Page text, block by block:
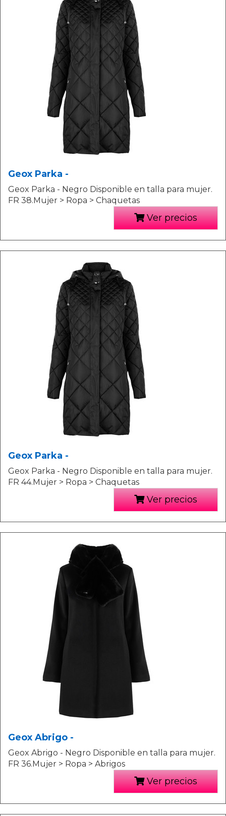
Geox Parka -
Geox Parka - Negro Disponible en talla para mujer.
FR 38.Mujer > Ropa > Chaquetas
Ver precios
Geox Parka -
Geox Parka - Negro Disponible en talla para mujer.
FR 44.Mujer > Ropa > Chaquetas
Ver precios
Geox Abrigo -
Geox Abrigo - Negro Disponible en talla para mujer.
FR 36.Mujer > Ropa > Abrigos
Ver precios